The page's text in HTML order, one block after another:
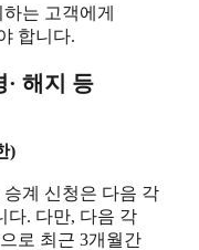
는 고객에게
합니다.
해지 등
)
계 신청은 다음 각
다. 다만, 다음 각
로 최근 3개월간